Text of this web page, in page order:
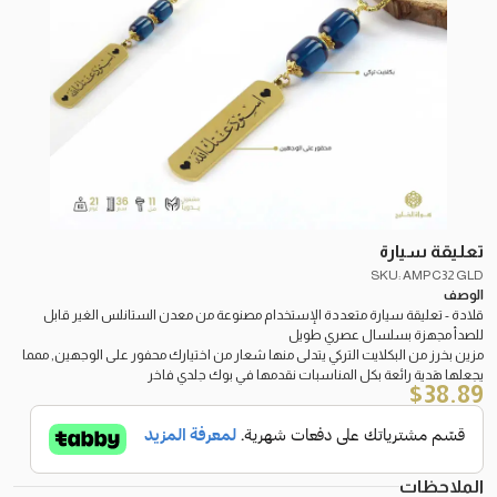
تعليقة سيارة
SKU: AMPC32 GLD
الوصف
قلادة - تعليقة سيارة متعددة الإستخدام مصنوعة من معدن الستانلس الغير قابل
للصدأ مجهزة بسلسال عصري طويل
مزين بخرز من البكلايت التركي يتدلى منها شعار من اختيارك محفور على الوجهين, ممما
يجعلها هَدية رائعة بكل المناسبات نقدمها في بوك جلدي فاخر
38.89
$
الملاحظات